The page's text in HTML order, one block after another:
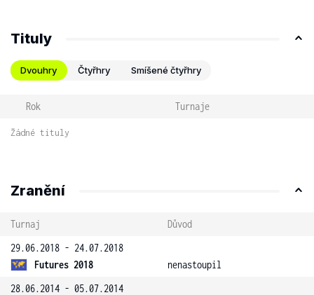
Tituly
Dvouhry Čtyřhry Smíšené čtyřhry
Rok Turnaje
Žádné tituly
Zranění
Turnaj
Důvod
29.06.2018 - 24.07.2018
Futures 2018
nenastoupil
28.06.2014 - 05.07.2014